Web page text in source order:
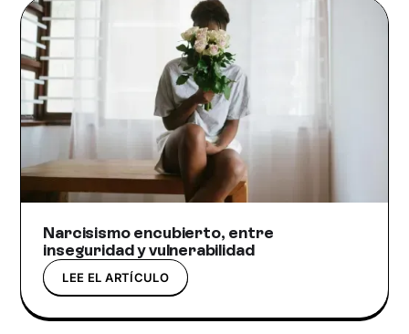
Narcisismo encubierto, entre
inseguridad y vulnerabilidad
LEE EL ARTÍCULO